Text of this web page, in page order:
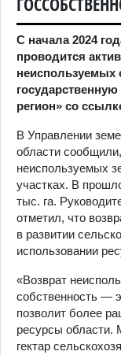
С начала 2024
проводится
неиспользуемых
регион» со
В Управлении
области
неиспользуемых
участках. В
тыс. га.
отметил, что
в развитии
использовании
«Возврат
собственность —
позволит более
ресурсы области.
гектар